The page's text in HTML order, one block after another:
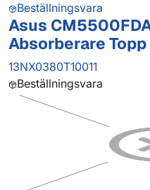
Beställningsvara
Asus
Absorberare
13NX0380T10011
Beställningsvara